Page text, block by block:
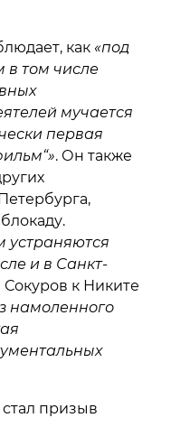
как «под
в том числе
мучается
первая
. Он также
устраняются
и в Санкт-
к Никите
намоленного
призыв